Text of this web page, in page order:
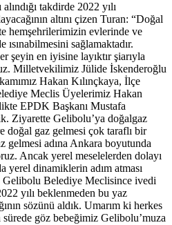
takdirde 2022 yılı
altını çizen Turan: “Doğal
hemşehrilerimizin evlerinde ve
sağlamaktadır.
şeyin en iyisine layıktır şiarıyla
Milletvekilimiz Jülide İskenderoğlu
Hakan Kılınçkaya, İlçe
Meclis Üyelerimiz Hakan
EPDK Başkanı Mustafa
Ziyarette Gelibolu’ya doğalgaz
doğal gaz gelmesi çok taraflı bir
gelmesi adına Ankara boyutunda
Ancak yerel meselelerden dolayı
yerel dinamiklerin adım atması
Belediye Meclisince ivedi
yılı beklenmeden bu yaz
sözünü aldık. Umarım ki herkes
sürede göz bebeğimiz Gelibolu’muza